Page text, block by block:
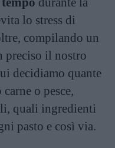
lo stress di
compilando un
preciso il nostro
decidiamo quante
o pesce,
quali ingredienti
pasto e così via.